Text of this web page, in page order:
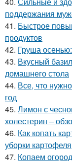
поддержания
41. Быстрое
продуктов
42. Груша
43. Вкусный
домашнего стола
44. Все, что
год
45. Лимон с
холестерин –
46. Как копать
уборки картофеля
47. Копаем